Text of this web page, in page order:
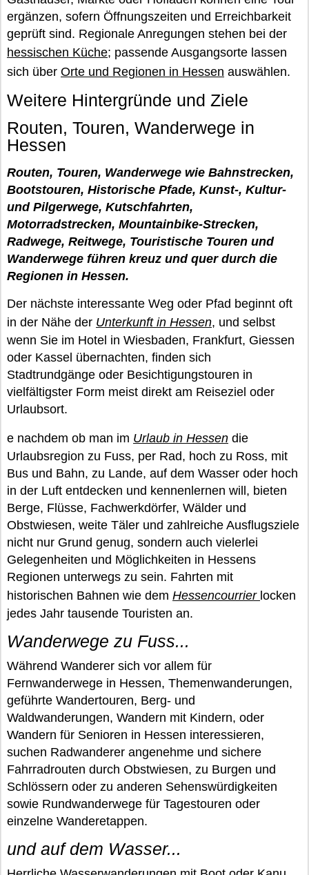
ergänzen, sofern Öffnungszeiten und Erreichbarkeit
geprüft sind. Regionale Anregungen stehen bei der
hessischen Küche; passende Ausgangsorte lassen
sich über Orte und Regionen in Hessen auswählen.
Weitere Hintergründe und Ziele
Routen, Touren, Wanderwege in
Hessen
Routen, Touren, Wanderwege wie Bahnstrecken,
Bootstouren, Historische Pfade, Kunst-, Kultur-
und Pilgerwege, Kutschfahrten,
Motorradstrecken, Mountainbike-Strecken,
Radwege, Reitwege, Touristische Touren und
Wanderwege führen kreuz und quer durch die
Regionen in Hessen.
Der nächste interessante Weg oder Pfad beginnt oft
in der Nähe der Unterkunft in Hessen, und selbst
wenn Sie im Hotel in Wiesbaden, Frankfurt, Giessen
oder Kassel übernachten, finden sich
Stadtrundgänge oder Besichtigungstouren in
vielfältigster Form meist direkt am Reiseziel oder
Urlaubsort.
e nachdem ob man im Urlaub in Hessen die
Urlaubsregion zu Fuss, per Rad, hoch zu Ross, mit
Bus und Bahn, zu Lande, auf dem Wasser oder hoch
in der Luft entdecken und kennenlernen will, bieten
Berge, Flüsse, Fachwerkdörfer, Wälder und
Obstwiesen, weite Täler und zahlreiche Ausflugsziele
nicht nur Grund genug, sondern auch vielerlei
Gelegenheiten und Möglichkeiten in Hessens
Regionen unterwegs zu sein. Fahrten mit
historischen Bahnen wie dem Hessencourrier locken
jedes Jahr tausende Touristen an.
Wanderwege zu Fuss...
Während Wanderer sich vor allem für
Fernwanderwege in Hessen, Themenwanderungen,
geführte Wandertouren, Berg- und
Waldwanderungen, Wandern mit Kindern, oder
Wandern für Senioren in Hessen interessieren,
suchen Radwanderer angenehme und sichere
Fahrradrouten durch Obstwiesen, zu Burgen und
Schlössern oder zu anderen Sehenswürdigkeiten
sowie Rundwanderwege für Tagestouren oder
einzelne Wanderetappen.
und auf dem Wasser...